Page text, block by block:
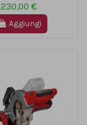
230,00 €
Aggiungi